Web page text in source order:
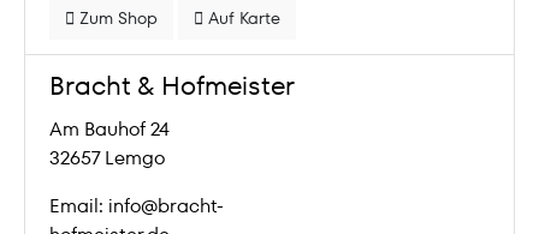
Zum Shop Auf Karte
Bracht & Hofmeister
Am Bauhof 24
32657 Lemgo
Email: info@bracht-